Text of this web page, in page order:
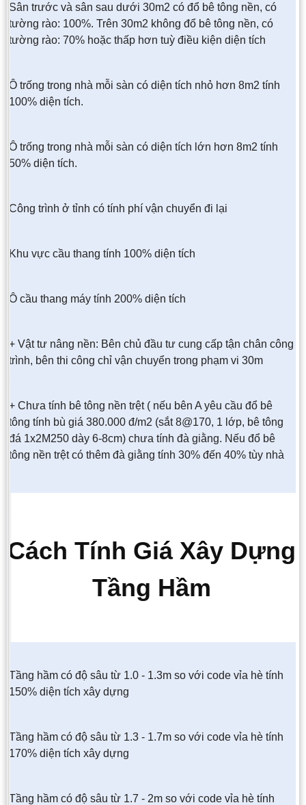
Sân trước và sân sau dưới 30m2 có đổ bê tông nền, có
tường rào: 100%. Trên 30m2 không đổ bê tông nền, có
tường rào: 70% hoặc thấp hơn tuỳ điều kiện diện tích
Ô trống trong nhà mỗi sàn có diện tích nhỏ hơn 8m2 tính
100% diện tích.
Ô trống trong nhà mỗi sàn có diện tích lớn hơn 8m2 tính
50% diện tích.
Công trình ở tỉnh có tính phí vận chuyển đi lại
Khu vực cầu thang tính 100% diện tích
Ô cầu thang máy tính 200% diện tích
+ Vật tư nâng nền: Bên chủ đầu tư cung cấp tận chân công
trình, bên thi công chỉ vận chuyển trong phạm vi 30m
+ Chưa tính bê tông nền trệt ( nếu bên A yêu cầu đổ bê
tông tính bù giá 380.000 đ/m2 (sắt 8@170, 1 lớp, bê tông
đá 1x2M250 dày 6-8cm) chưa tính đà giằng. Nếu đổ bê
tông nền trệt có thêm đà giằng tính 30% đến 40% tùy nhà
Cách Tính Giá Xây Dựng
Tầng Hầm
Tầng hầm có độ sâu từ 1.0 - 1.3m so với code vỉa hè tính
150% diện tích xây dựng
Tầng hầm có độ sâu từ 1.3 - 1.7m so với code vỉa hè tính
170% diện tích xây dựng
Tầng hầm có độ sâu từ 1.7 - 2m so với code vỉa hè tính